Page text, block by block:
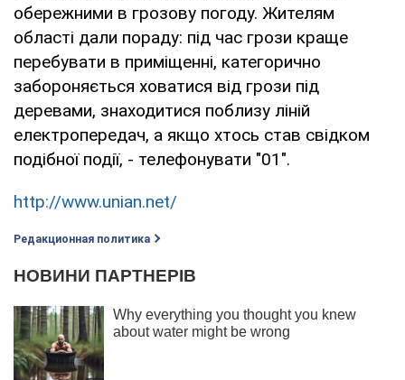
обережними в грозову погоду. Жителям
області дали пораду: під час грози краще
перебувати в приміщенні, категорично
забороняється ховатися від грози під
деревами, знаходитися поблизу ліній
електропередач, а якщо хтось став свідком
подібної події, - телефонувати "01".
http://www.unian.net/
Редакционная политика